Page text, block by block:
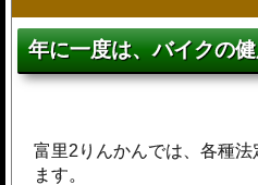
年に一度は、バイクの
富里2りんかんでは、各種法
ます。